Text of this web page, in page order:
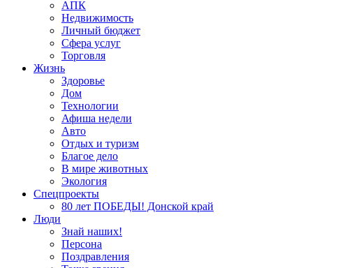
АПК
Недвижимость
Личный бюджет
Сфера услуг
Торговля
Жизнь
Здоровье
Дом
Технологии
Афиша недели
Авто
Отдых и туризм
Благое дело
В мире животных
Экология
Спецпроекты
80 лет ПОБЕДЫ! Донской край
Люди
Знай наших!
Персона
Поздравления